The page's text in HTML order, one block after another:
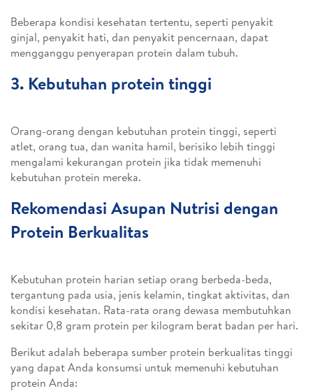
Beberapa kondisi kesehatan tertentu, seperti penyakit
ginjal, penyakit hati, dan penyakit pencernaan, dapat
mengganggu penyerapan protein dalam tubuh.
3. Kebutuhan protein tinggi
Orang-orang dengan kebutuhan protein tinggi, seperti
atlet, orang tua, dan wanita hamil, berisiko lebih tinggi
mengalami kekurangan protein jika tidak memenuhi
kebutuhan protein mereka.
Rekomendasi Asupan Nutrisi dengan
Protein Berkualitas
Kebutuhan protein harian setiap orang berbeda-beda,
tergantung pada usia, jenis kelamin, tingkat aktivitas, dan
kondisi kesehatan. Rata-rata orang dewasa membutuhkan
sekitar 0,8 gram protein per kilogram berat badan per hari.
Berikut adalah beberapa sumber protein berkualitas tinggi
yang dapat Anda konsumsi untuk memenuhi kebutuhan
protein Anda: